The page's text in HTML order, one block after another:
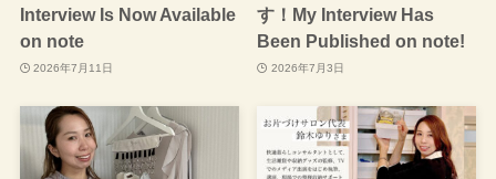
Interview Is Now Available
on note
2026年7月11日
す！My Interview Has
Been Published on note!
2026年7月3日